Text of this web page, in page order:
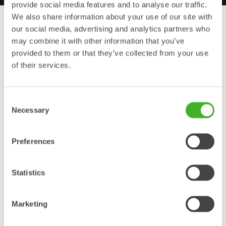
provide social media features and to analyse our traffic.
We also share information about your use of our site with
our social media, advertising and analytics partners who
may combine it with other information that you’ve
provided to them or that they’ve collected from your use
of their services.
Selection
Necessary
Preferences
Statistics
Marketing
Steelwrist hydrauliska
redskap
vid markarbeten, tunga lyft, stenläggning,
vikt men är fortsatt stark, och har en kompakt
med omlott löpande armar försäkrar att även